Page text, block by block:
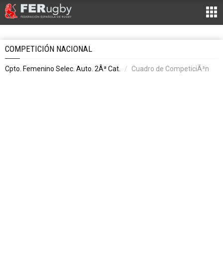
COMPETICIÓN NACIONAL
Cpto. Femenino Selec. Auto. 2Âª Cat. Cuadro de CompeticiÃ³n